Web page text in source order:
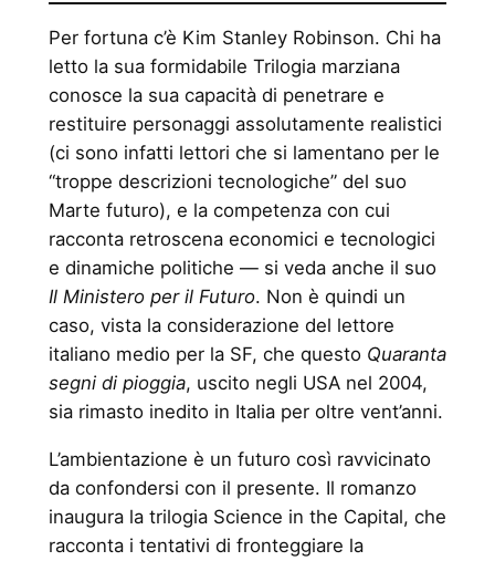
Per fortuna c’è Kim Stanley Robinson. Chi ha
letto la sua formidabile Trilogia marziana
conosce la sua capacità di penetrare e
restituire personaggi assolutamente realistici
(ci sono infatti lettori che si lamentano per le
“troppe descrizioni tecnologiche” del suo
Marte futuro), e la competenza con cui
racconta retroscena economici e tecnologici
e dinamiche politiche — si veda anche il suo
Il Ministero per il Futuro. Non è quindi un
caso, vista la considerazione del lettore
italiano medio per la SF, che questo Quaranta
segni di pioggia, uscito negli USA nel 2004,
sia rimasto inedito in Italia per oltre vent’anni.
L’ambientazione è un futuro così ravvicinato
da confondersi con il presente. Il romanzo
inaugura la trilogia Science in the Capital, che
racconta i tentativi di fronteggiare la